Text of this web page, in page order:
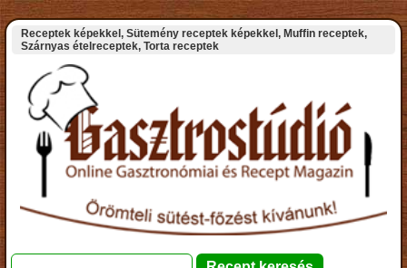
Receptek képekkel, Sütemény receptek képekkel, Muffin receptek,
Szárnyas ételreceptek, Torta receptek